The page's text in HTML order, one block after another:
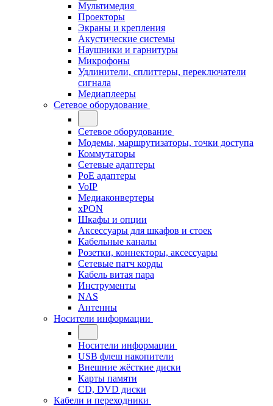
Мультимедия
Проекторы
Экраны и крепления
Акустические системы
Наушники и гарнитуры
Микрофоны
Удлинители, сплиттеры, переключатели
сигнала
Медиаплееры
Сетевое оборудование
Сетевое оборудование
Модемы, маршрутизаторы, точки доступа
Коммутаторы
Сетевые адаптеры
PoE адаптеры
VoIP
Медиаконвертеры
xPON
Шкафы и опции
Аксессуары для шкафов и стоек
Кабельные каналы
Розетки, коннекторы, аксессуары
Сетевые патч корды
Кабель витая пара
Инструменты
NAS
Антенны
Носители информации
Носители информации
USB флеш накопители
Внешние жёсткие диски
Карты памяти
CD, DVD диски
Кабели и переходники